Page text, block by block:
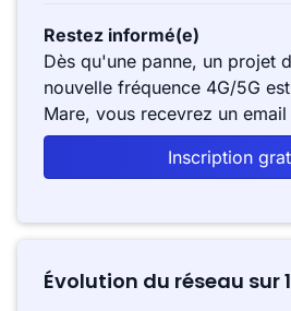
Restez informé(e)
Dès qu'une panne, un projet
nouvelle fréquence 4G/5G
Mare, vous recevrez un
Inscription
Évolution du réseau sur